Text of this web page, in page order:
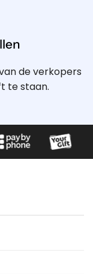
de verkopers
te staan.